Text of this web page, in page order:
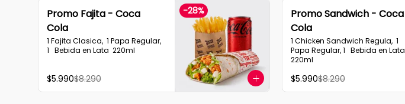
-28%
Promo Fajita - Coca
Cola
1 Fajita Clasica,  1 Papa Regular,
1   Bebida en Lata  220ml
$5.990$8.290
Promo Sandwich - Coca
Cola
1 Chicken Sandwich Regula,  1
Papa Regular, 1   Bebida en Lata
220ml
$5.990$8.290